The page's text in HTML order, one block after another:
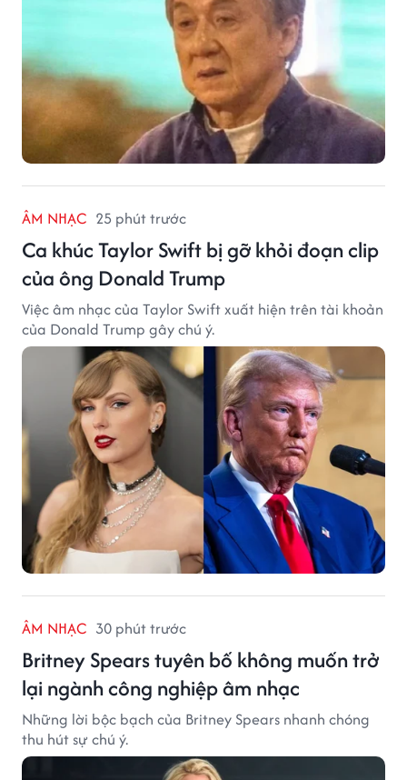
ÂM NHẠC 25 phút trước
Ca khúc Taylor Swift bị gỡ khỏi đoạn clip
của ông Donald Trump
Việc âm nhạc của Taylor Swift xuất hiện trên tài khoản
của Donald Trump gây chú ý.
ÂM NHẠC 30 phút trước
Britney Spears tuyên bố không muốn trở
lại ngành công nghiệp âm nhạc
Những lời bộc bạch của Britney Spears nhanh chóng
thu hút sự chú ý.